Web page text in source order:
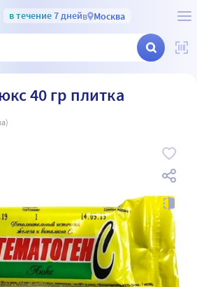
в течение 7 днейв Москва
40 гр плитка